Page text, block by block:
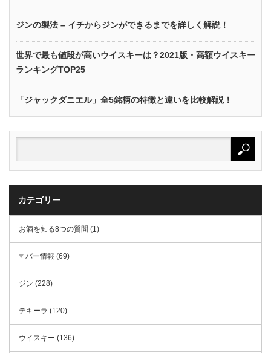
ジンの製法 – イチからジンができるまでを詳しく解説！
世界で最も値段が高いウイスキーは？2021版・高額ウイスキー
ランキングTOP25
「ジャックダニエル」全5銘柄の特徴と違いを比較解説！
カテゴリー
お酒を知る8つの質問 (1)
バー情報 (69)
ジン (228)
テキーラ (120)
ウイスキー (136)